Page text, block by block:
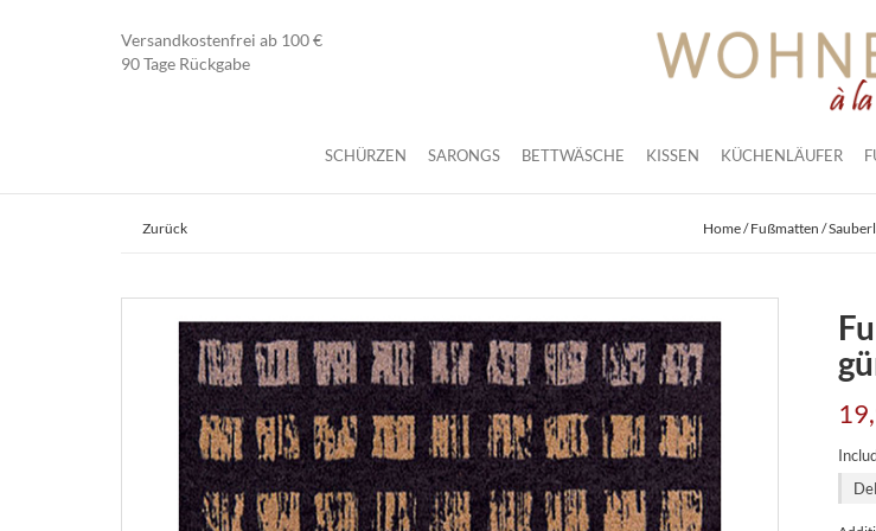
Versandkostenfrei ab 100 €
90 Tage Rückgabe
SCHÜRZEN SARONGS BETTWÄSCHE KISSEN KÜCHENLÄUFER
Zurück Home/Fußmatten /